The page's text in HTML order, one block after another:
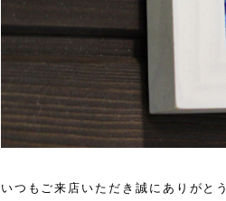
いつもご来店いただき誠にありがと